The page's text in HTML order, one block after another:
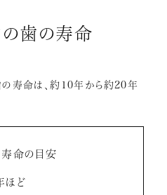
の歯の寿命
の寿命は、約10年から約20年
命の目安
ほど